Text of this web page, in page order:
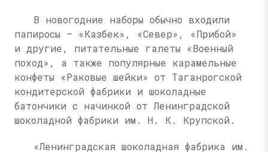
В новогодние наборы обычно входили
папиросы — «Казбек», «Север», «Прибой»
и другие, питательные галеты «Военный
поход», а также популярные карамельные
конфеты «Раковые шейки» от Таганрогской
кондитерской фабрики и шоколадные
батончики с начинкой от Ленинградской
шоколадной фабрики им. Н. К. Крупской .
«Ленинградская шоколадная фабрика им.